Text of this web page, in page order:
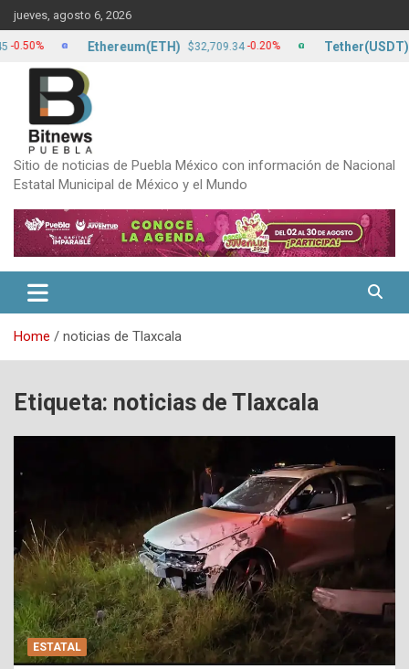
Skip
to
content
jueves, agosto 6, 2026
Sitio de noticias de Puebla México con información de Nacional
Estatal Municipal de México y el Mundo
Home noticias de Tlaxcala
Etiqueta: noticias de Tlaxcala
ESTATAL
Ethereum(ETH) $32,709.34 -0.20% Tether(USDT)